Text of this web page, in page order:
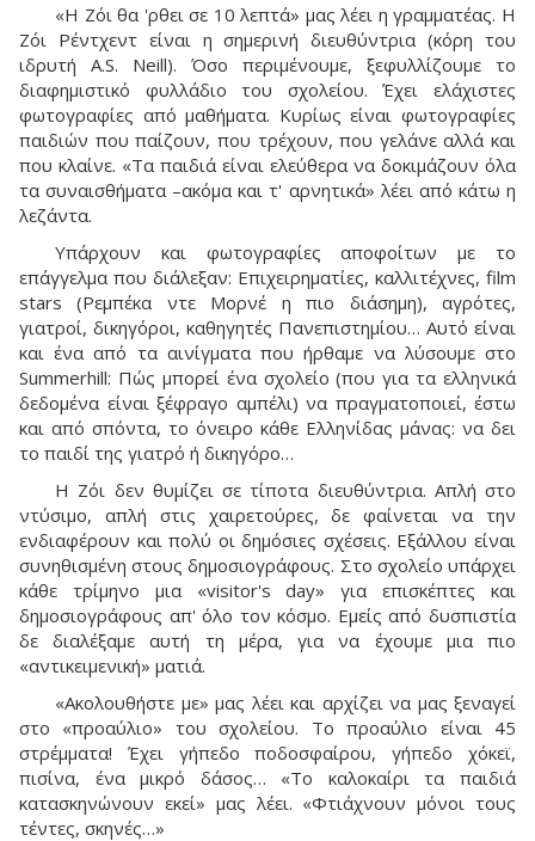
«Η Ζόι θα 'ρθει σε 10 λεπτά» μας λέει η γραμματέας. Η
Ζόι Ρέντχεντ είναι η σημερινή διευθύντρια (κόρη του
ιδρυτή A.S. Neill). Όσο περιμένουμε, ξεφυλλίζουμε το
διαφημιστικό φυλλάδιο του σχολείου. Έχει ελάχιστες
φωτογραφίες από μαθήματα. Κυρίως είναι φωτογραφίες
παιδιών που παίζουν, που τρέχουν, που γελάνε αλλά και
που κλαίνε. «Τα παιδιά είναι ελεύθερα να δοκιμάζουν όλα
τα συναισθήματα –ακόμα και τ' αρνητικά» λέει από κάτω η
λεζάντα.
Υπάρχουν και φωτογραφίες αποφοίτων με το
επάγγελμα που διάλεξαν: Επιχειρηματίες, καλλιτέχνες, film
stars (Ρεμπέκα ντε Μορνέ η πιο διάσημη), αγρότες,
γιατροί, δικηγόροι, καθηγητές Πανεπιστημίου… Αυτό είναι
και ένα από τα αινίγματα που ήρθαμε να λύσουμε στο
Summerhill: Πώς μπορεί ένα σχολείο (που για τα ελληνικά
δεδομένα είναι ξέφραγο αμπέλι) να πραγματοποιεί, έστω
και από σπόντα, το όνειρο κάθε Ελληνίδας μάνας: να δει
το παιδί της γιατρό ή δικηγόρο…
Η Ζόι δεν θυμίζει σε τίποτα διευθύντρια. Απλή στο
ντύσιμο, απλή στις χαιρετούρες, δε φαίνεται να την
ενδιαφέρουν και πολύ οι δημόσιες σχέσεις. Εξάλλου είναι
συνηθισμένη στους δημοσιογράφους. Στο σχολείο υπάρχει
κάθε τρίμηνο μια «visitor's day» για επισκέπτες και
δημοσιογράφους απ' όλο τον κόσμο. Εμείς από δυσπιστία
δε διαλέξαμε αυτή τη μέρα, για να έχουμε μια πιο
«αντικειμενική» ματιά.
«Ακολουθήστε με» μας λέει και αρχίζει να μας ξεναγεί
στο «προαύλιο» του σχολείου. Το προαύλιο είναι 45
στρέμματα! Έχει γήπεδο ποδοσφαίρου, γήπεδο χόκεϊ,
πισίνα, ένα μικρό δάσος… «Το καλοκαίρι τα παιδιά
κατασκηνώνουν εκεί» μας λέει. «Φτιάχνουν μόνοι τους
τέντες, σκηνές…»